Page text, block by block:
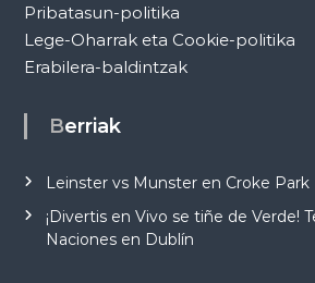
Pribatasun-politika
Lege-Oharrak eta Cookie-politika
Erabilera-baldintzak
Berriak
Leinster vs Munster en Croke Park
¡Divertis en Vivo se tiñe de Verde!
Naciones en Dublín